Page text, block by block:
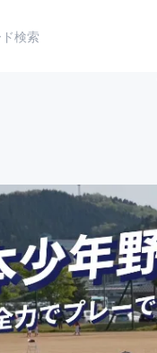
写真
ジー・ガジェット
画